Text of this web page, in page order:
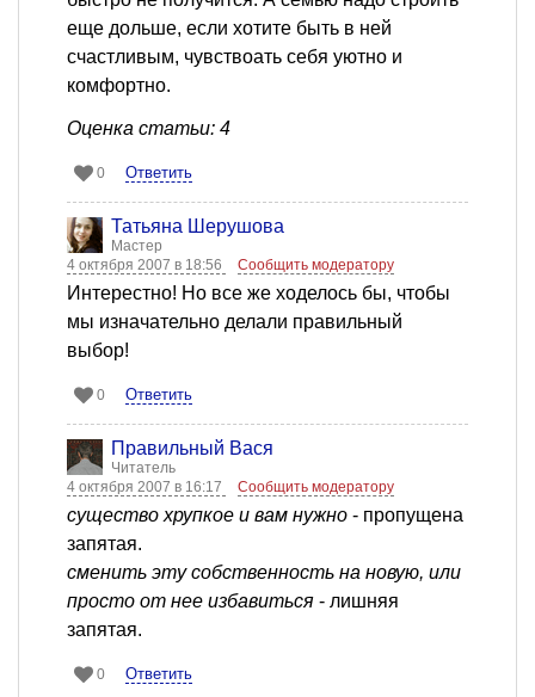
еще дольше, если хотите быть в ней
счастливым, чувствоать себя уютно и
комфортно.
Оценка статьи: 4
0 Ответить
Татьяна Шерушова
Мастер
4 октября 2007 в 18:56
Сообщить модератору
Интерестно! Но все же ходелось бы, чтобы
мы изначательно делали правильный
выбор!
0 Ответить
Правильный Вася
Читатель
4 октября 2007 в 16:17
Сообщить модератору
существо хрупкое и вам нужно - пропущена
запятая.
сменить эту собственность на новую, или
просто от нее избавиться - лишняя
запятая.
0 Ответить